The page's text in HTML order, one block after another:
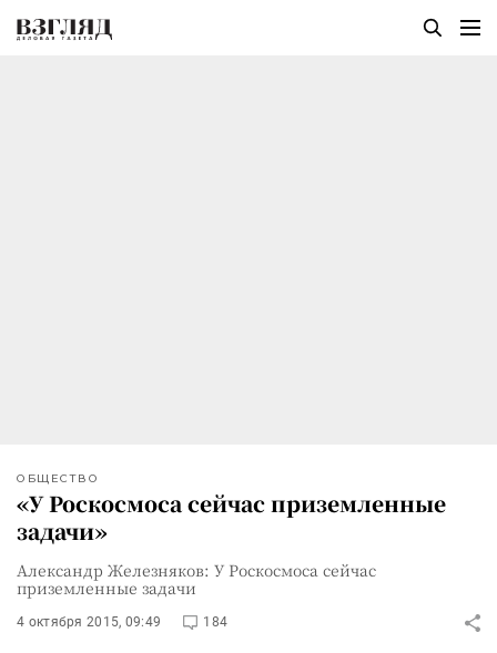
ОБЩЕСТВО
«У Роскосмоса сейчас приземленные
задачи»
Александр Железняков: У Роскосмоса сейчас
приземленные задачи
4 октября 2015, 09:49 184